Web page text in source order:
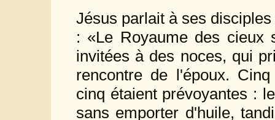
Jésus parlait à ses
: «Le Royaume des cieux
invitées à des noces, qui
rencontre de l'époux.
cinq étaient prévoyantes :
sans emporter d'huile,